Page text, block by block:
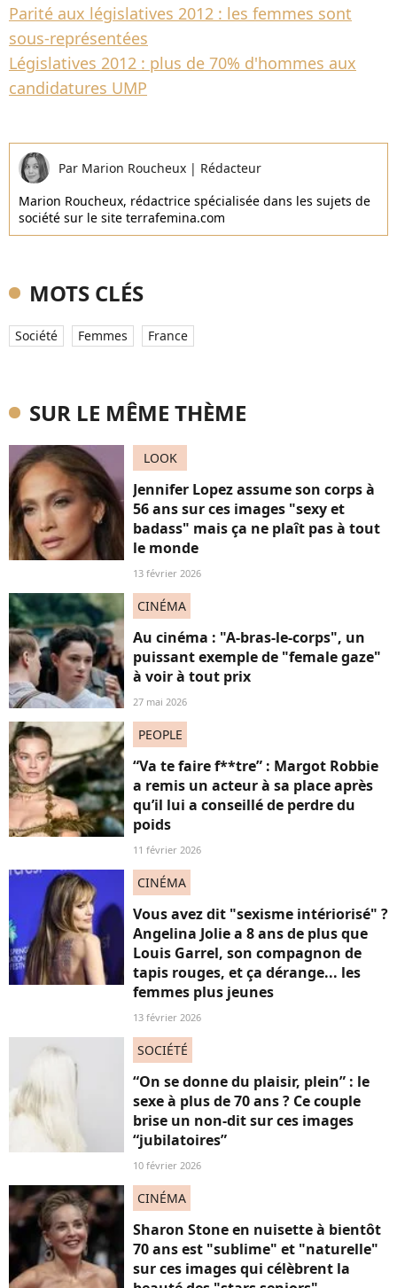
Parité aux législatives 2012 : les femmes sont
sous-représentées
Législatives 2012 : plus de 70% d'hommes aux
candidatures UMP
Par Marion Roucheux | Rédacteur
Marion Roucheux, rédactrice spécialisée dans les sujets de
société sur le site terrafemina.com
MOTS CLÉS
Société Femmes France
SUR LE MÊME THÈME
LOOK
Jennifer Lopez assume son corps à
56 ans sur ces images "sexy et
badass" mais ça ne plaît pas à tout
le monde
13 février 2026
CINÉMA
Au cinéma : "A-bras-le-corps", un
puissant exemple de "female gaze"
à voir à tout prix
27 mai 2026
PEOPLE
“Va te faire f**tre” : Margot Robbie
a remis un acteur à sa place après
qu’il lui a conseillé de perdre du
poids
11 février 2026
CINÉMA
Vous avez dit "sexisme intériorisé" ?
Angelina Jolie a 8 ans de plus que
Louis Garrel, son compagnon de
tapis rouges, et ça dérange... les
femmes plus jeunes
13 février 2026
SOCIÉTÉ
“On se donne du plaisir, plein” : le
sexe à plus de 70 ans ? Ce couple
brise un non-dit sur ces images
“jubilatoires”
10 février 2026
CINÉMA
Sharon Stone en nuisette à bientôt
70 ans est "sublime" et "naturelle"
sur ces images qui célèbrent la